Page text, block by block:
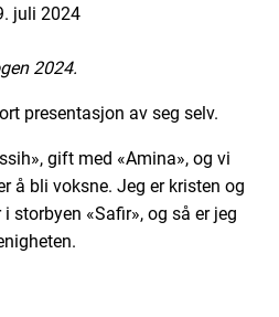
juli 2024
2024.
presentasjon av seg selv.
gift med «Amina», og vi
å bli voksne. Jeg er kristen og
storbyen «Safir», og så er jeg